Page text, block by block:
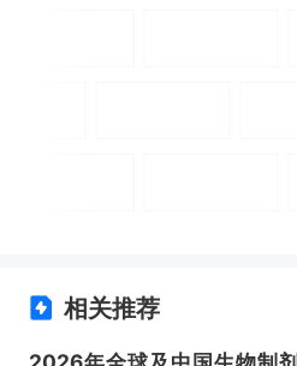
相关推荐